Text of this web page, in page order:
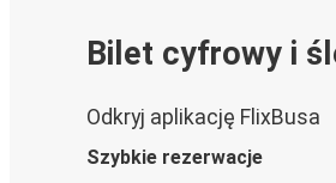
Bilet cyfrowy i
Odkryj aplikację FlixBusa
Szybkie rezerwacje